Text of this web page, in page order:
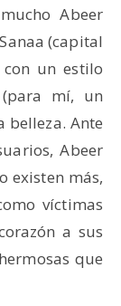
Abeer
(capital
con un estilo
mí, un
belleza. Ante
Abeer
existen más,
víctimas
a sus
que